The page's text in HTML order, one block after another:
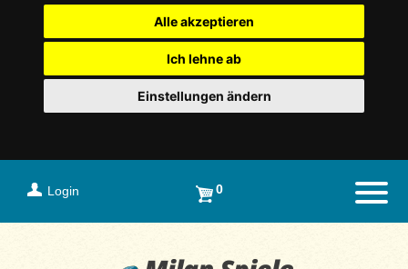
Alle akzeptieren
Ich lehne ab
Einstellungen ändern
Login 0